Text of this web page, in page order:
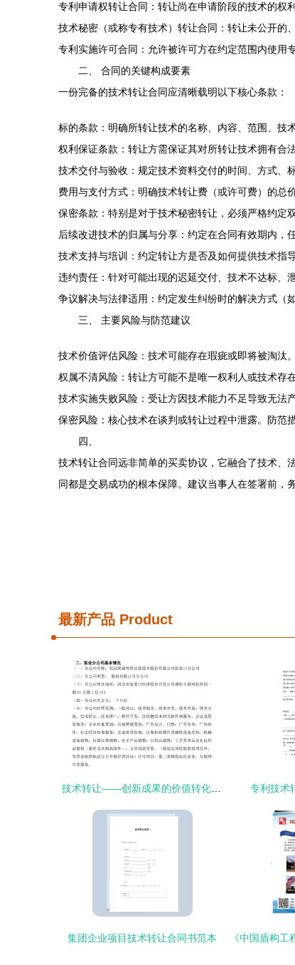
专利申请权转让合同：转让尚在申请阶段的技术的权利
技术秘密（或称专有技术）转让合同：转让未公开的
专利实施许可合同：允许被许可方在约定范围内使用
二、 合同的关键构成要素
一份完备的技术转让合同应清晰载明以下核心条款：
标的条款：明确所转让技术的名称、内容、范围、技
权利保证条款：转让方需保证其对所转让技术拥有合
技术交付与验收：规定技术资料交付的时间、方式、
费用与支付方式：明确技术转让费（或许可费）的总
保密条款：特别是对于技术秘密转让，必须严格约定
后续改进技术的归属与分享：约定在合同有效期内，
技术支持与培训：约定转让方是否及如何提供技术指
违约责任：针对可能出现的迟延交付、技术不达标、
争议解决与法律适用：约定发生纠纷时的解决方式（
三、 主要风险与防范建议
技术价值评估风险：技术可能存在瑕疵或即将被淘汰
权属不清风险：转让方可能不是唯一权利人或技术存
技术实施失败风险：受让方因技术能力不足导致无法
保密风险：核心技术在谈判或转让过程中泄露。防范
四、
技术转让合同远非简单的买卖协议，它融合了技术、
同都是交易成功的根本保障。建议当事人在签署前，
最新产品 Product
专利技术
集团企业项目技术转让合同书范本